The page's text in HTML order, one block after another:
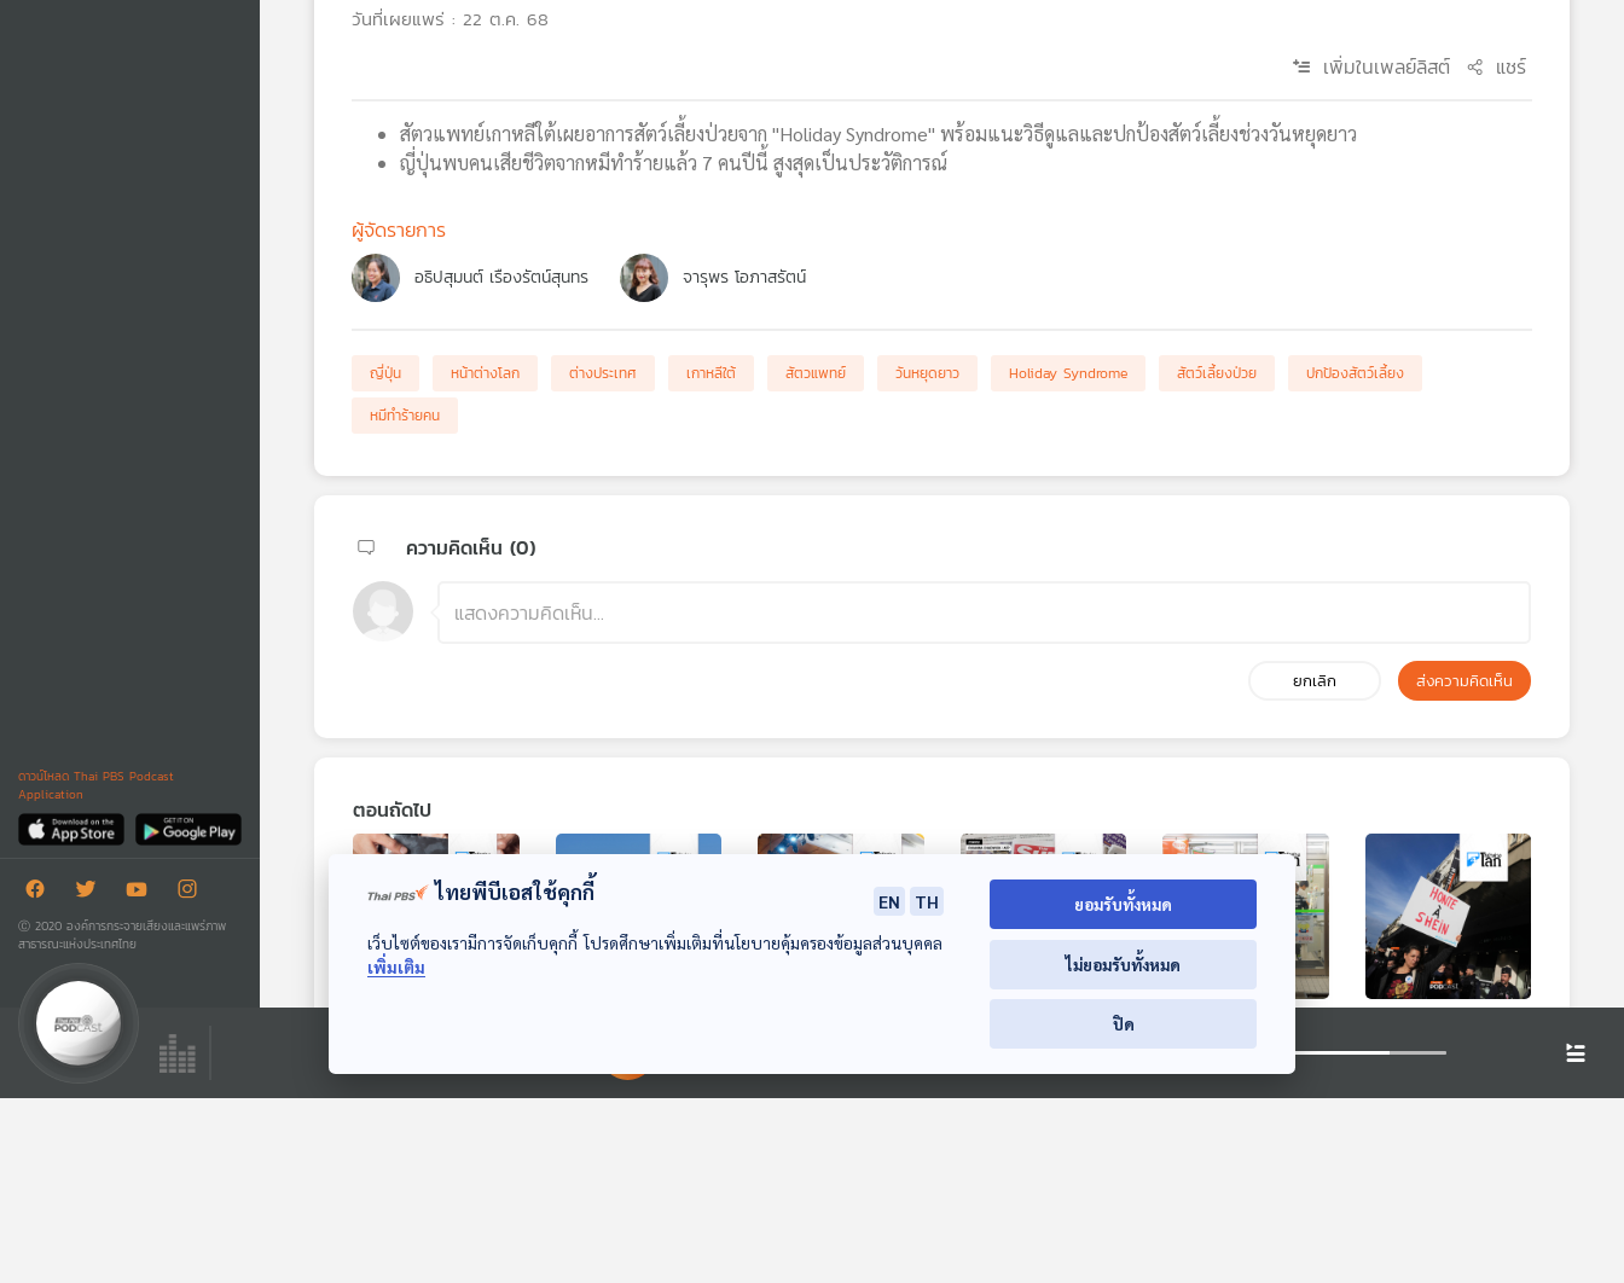
ดาวน์โหลด Thai PBS Podcast
Application
Ⓒ 2020 องค์การกระจายเสียงและแพร่ภาพ
สาธารณะแห่งประเทศไทย
วันที่เผยแพร่ : 22 ต.ค. 68
เพิ่มในเพลย์ลิสต์ แชร์
สัตวแพทย์เกาหลีใต้เผยอาการสัตว์เลี้ยงป่วยจาก "Holiday Syndrome" พร้อมแนะวิธีดูแลและปกป้องสัตว์เลี้ยงช่วงวันหยุดยาว
ญี่ปุ่นพบคนเสียชีวิตจากหมีทำร้ายแล้ว 7 คนปีนี้ สูงสุดเป็นประวัติการณ์
ผู้จัดรายการ
อธิปสุมนต์ เรืองรัตน์สุนทร จารุพร โอภาสรัตน์
ญี่ปุ่น หน้าต่างโลก ต่างประเทศ เกาหลีใต้ สัตวแพทย์ วันหยุดยาว Holiday Syndrome สัตว์เลี้ยงป่วย
ปกป้องสัตว์เลี้ยง
หมีทำร้ายคน
ความคิดเห็น (0)
ยกเลิก ส่งความคิดเห็น
ตอนถัดไป
เรียกเงินค่าไถ่จากพ่อ
ใน 2 เดือน
หน้าต่างโลก
อาเซียน 2025
ราชสำนักอังกฤษถอด
ยศเจ้าชายแอนดรูว์
พัวพันกรณีละเมิด
ท่องเที่ยว "ร้าน
สะดวกซื้อ" ในญี่ปุ่น
"Shein" หลังพบขาย
00:00:00
ไทยพีบีเอสใช้คุกกี้ EN
TH
เว็บไซต์ของเรามีการจัดเก็บคุกกี้ โปรดศึกษาเพิ่มเติมที่นโยบายคุ้มครองข้อมูลส่วนบุคคล
เพิ่มเติม
ยอมรับทั้งหมด
ไม่ยอมรับทั้งหมด
ปิด